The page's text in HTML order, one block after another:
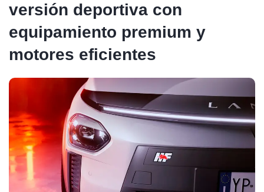
versión deportiva con
equipamiento premium y
motores eficientes